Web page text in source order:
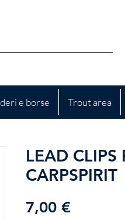
e borse Trout area
LEAD
CARPSPIRIT
7,00 €